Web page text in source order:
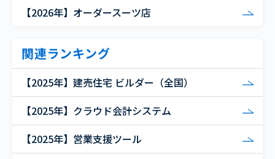
【2026年】オーダースーツ店
関連ランキング
【2025年】建売住宅 ビルダー（全国）
【2025年】クラウド会計システム
【2025年】営業支援ツール